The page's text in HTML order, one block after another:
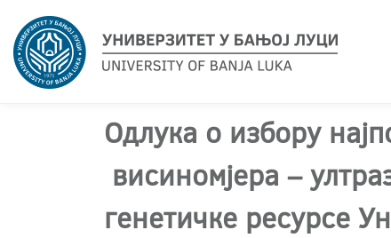
Одлука о избору
висиномјера –
генетичке ресурсе